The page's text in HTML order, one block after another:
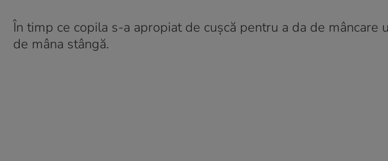
În timp ce copila s-a apropiat de cușcă pentru a da de mâncare
de mâna stângă.